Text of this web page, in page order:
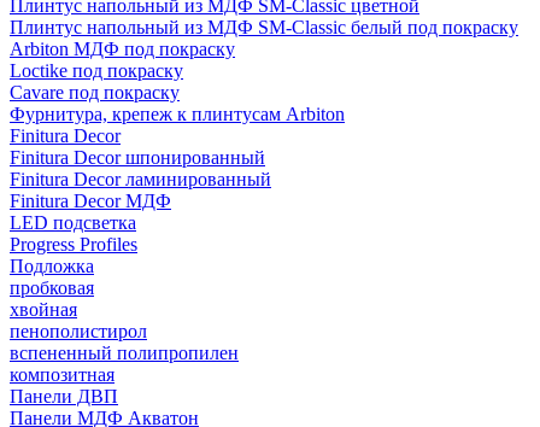
Плинтус напольный из МДФ SM-Classic цветной
Плинтус напольный из МДФ SM-Classic белый под покраску
Arbiton МДФ под покраску
Loctike под покраску
Cavare под покраску
Фурнитура, крепеж к плинтусам Arbiton
Finitura Decor
Finitura Decor шпонированный
Finitura Decor ламинированный
Finitura Decor МДФ
LED подсветка
Progress Profiles
Подложка
пробковая
хвойная
пенополистирол
вспененный полипропилен
композитная
Панели ДВП
Панели МДФ Акватон